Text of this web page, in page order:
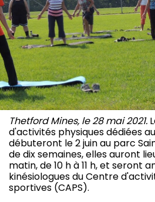
Thetford Mines, le 28 mai 2021.
d'activités physiques dédiées
débuteront le 2 juin au parc
de dix semaines, elles auront
matin, de 10 h à 11 h, et seront
kinésiologues du Centre
sportives (CAPS).